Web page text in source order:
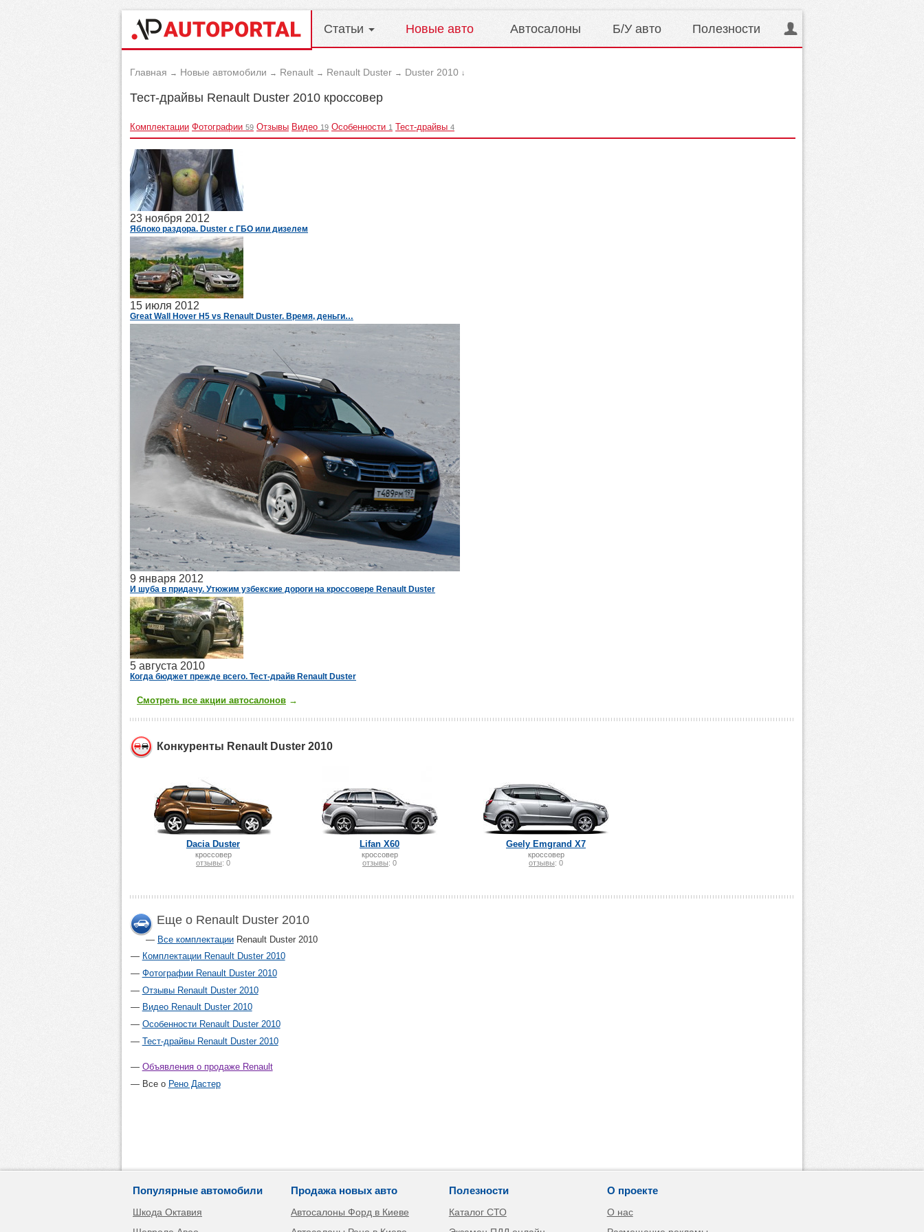
Статьи Новые авто Автосалоны Б/У авто Полезности
Главная → Новые автомобили → Renault → Renault Duster → Duster 2010 ↓
Тест-драйвы Renault Duster 2010 кроссовер
Комплектации Фотографии 59 Отзывы Видео 19 Особенности 1 Тест-драйвы 4
23 ноября 2012
Яблоко раздора. Duster с ГБО или дизелем
15 июля 2012
Great Wall Hover H5 vs Renault Duster. Время, деньги…
9 января 2012
И шуба в придачу. Утюжим узбекские дороги на кроссовере Renault Duster
5 августа 2010
Когда бюджет прежде всего. Тест-драйв Renault Duster
Смотреть все акции автосалонов →
Конкуренты Renault Duster 2010
Dacia Duster
кроссовер
отзывы: 0
Lifan X60
кроссовер
отзывы: 0
Geely Emgrand X7
кроссовер
отзывы: 0
Еще о Renault Duster 2010
Все комплектации Renault Duster 2010
Комплектации Renault Duster 2010
Фотографии Renault Duster 2010
Отзывы Renault Duster 2010
Видео Renault Duster 2010
Особенности Renault Duster 2010
Тест-драйвы Renault Duster 2010
Объявления о продаже Renault
Все о Рено Дастер
Популярные автомобили
Шкода Октавия
Продажа новых авто
Автосалоны Форд в Киеве
Полезности
Каталог СТО
О проекте
О нас